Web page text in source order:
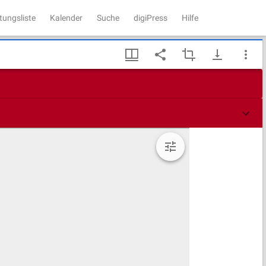
Kalender Suche digiPress Hilfe